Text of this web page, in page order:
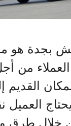
بجدة هو
من
القديم
خلال طرق